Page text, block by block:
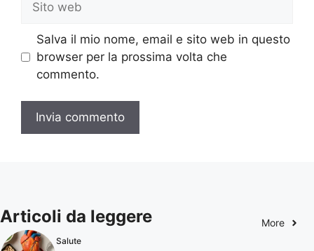
web
Salva il mio nome, email e sito web in questo
browser per la prossima volta che
commento.
Articoli da leggere More
Salute